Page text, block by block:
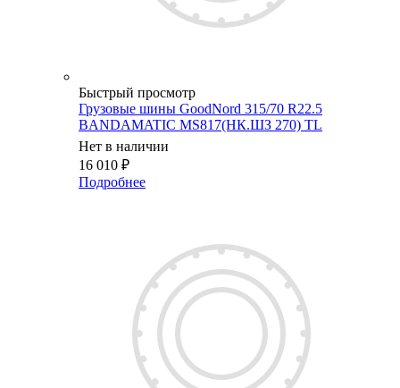
Быстрый просмотр
Грузовые шины GoodNord 315/70 R22.5
BANDAMATIC MS817(НК.ШЗ 270) TL
Нет в наличии
16 010 ₽
Подробнее